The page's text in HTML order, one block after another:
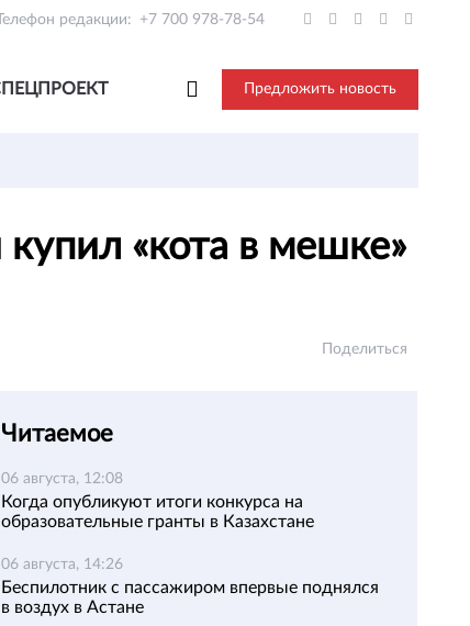
Телефон редакции: +7 700 978-78-54
Предложить новость
«кота в мешке»
Поделиться
Читаемое
06 августа, 12:08
Когда опубликуют итоги конкурса на
образовательные гранты в Казахстане
06 августа, 14:26
Беспилотник с пассажиром впервые поднялся
в воздух в Астане